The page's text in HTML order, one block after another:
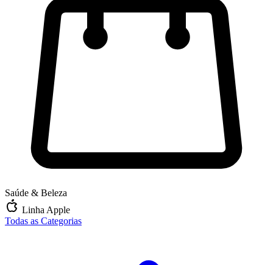
Saúde & Beleza
Linha Apple
Todas as Categorias